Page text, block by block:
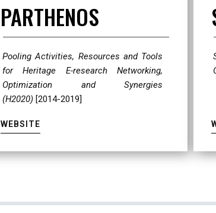
PARTHENOS
Pooling Activities, Resources and Tools
for Heritage E-research Networking,
Optimization and Synergies
(H2020) [2014-2019]
WEBSITE